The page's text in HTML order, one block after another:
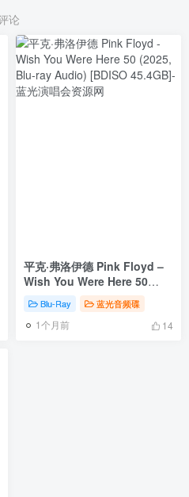
论
平克·弗洛伊德 Pink Floyd –
Wish You Were Here 50
(2025, Blu-ray Audio)
[BDISO 45.4GB]
Blu-Ray 蓝光音频碟
1个月前 14